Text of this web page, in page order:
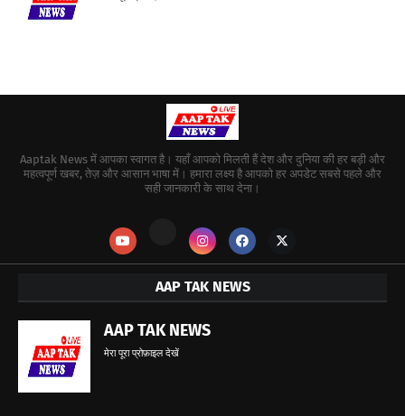
Aaptak News में आपका स्वागत है। यहाँ आपको मिलती हैं देश और दुनिया की हर बड़ी और
महत्वपूर्ण खबर, तेज़ और आसान भाषा में। हमारा लक्ष्य है आपको हर अपडेट सबसे पहले और
सही जानकारी के साथ देना।
AAP TAK NEWS
AAP TAK NEWS
मेरा पूरा प्रोफ़ाइल देखें